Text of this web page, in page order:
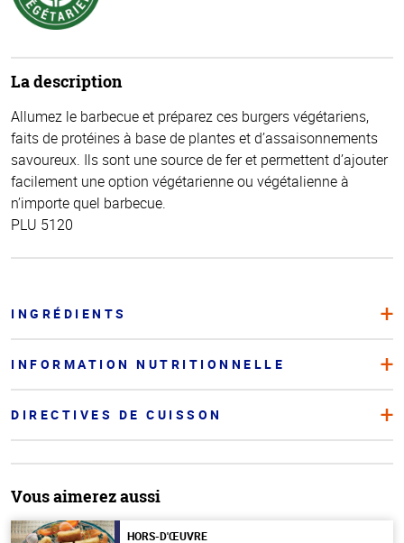
La description
Allumez le barbecue et préparez ces burgers végétariens,
faits de protéines à base de plantes et d’assaisonnements
savoureux. Ils sont une source de fer et permettent d’ajouter
facilement une option végétarienne ou végétalienne à
n’importe quel barbecue.
PLU 5120
INGRÉDIENTS
INFORMATION NUTRITIONNELLE
DIRECTIVES DE CUISSON
Vous aimerez aussi
HORS-D'ŒUVRE